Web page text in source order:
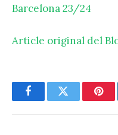
Barcelona 23/24
Article original del
FacebookTwitter